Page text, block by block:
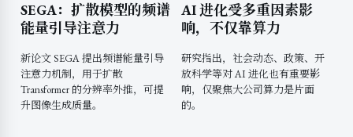
SEGA：扩散模型的频谱
能量引导注意力
新论文 SEGA 提出频谱能量引导
注意力机制，用于扩散
Transformer 的分辨率外推，可提
升图像生成质量。
AI 进化受多重因素影
响，不仅靠算力
研究指出，社会动态、政策、开
放科学等对 AI 进化也有重要影
响，仅聚焦大公司算力是片面
的。